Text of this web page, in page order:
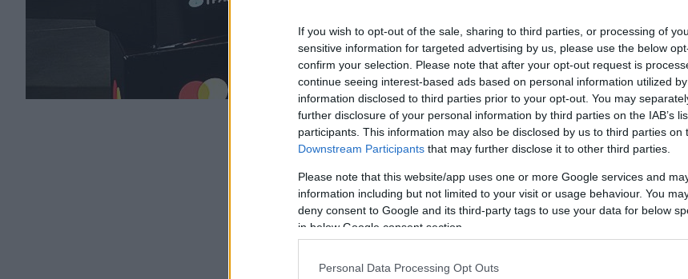
If you wish to opt-out of the sale, sharing to third parties, or processing of
sensitive information for targeted advertising by us, please use the below
confirm your selection. Please note that after your opt-out request is
continue seeing interest-based ads based on personal information utilized
information disclosed to third parties prior to your opt-out. You may
further disclosure of your personal information by third parties on the IAB’s
participants. This information may also be disclosed by us to third parties on
Downstream Participants that may further disclose it to other third parties.
Please note that this website/app uses one or more Google services and
information including but not limited to your visit or usage behaviour. You
deny consent to Google and its third-party tags to use your data for below
in below Google consent section.
Personal Data Processing Opt Outs
Ο καλλιτεχνικός διευθυντής του Φεστιβάλ Αθηνών Επιδαύρου, Μιχαήλ